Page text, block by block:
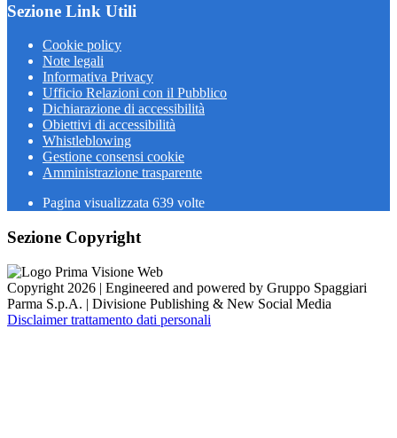
Sezione Link Utili
Cookie policy
Note legali
Informativa Privacy
Ufficio Relazioni con il Pubblico
Dichiarazione di accessibilità
Obiettivi di accessibilità
Whistleblowing
Gestione consensi cookie
Amministrazione trasparente
Pagina visualizzata 639 volte
Sezione Copyright
Copyright 2026 | Engineered and powered by Gruppo Spaggiari
Parma S.p.A. | Divisione Publishing & New Social Media
Disclaimer trattamento dati personali